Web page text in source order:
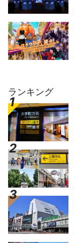
ランキング